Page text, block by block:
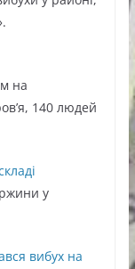
на
140 людей
у
вибух на